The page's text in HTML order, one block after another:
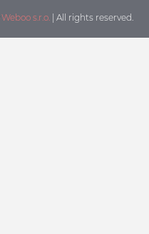
Weboo s.r.o. | All rights reserved.